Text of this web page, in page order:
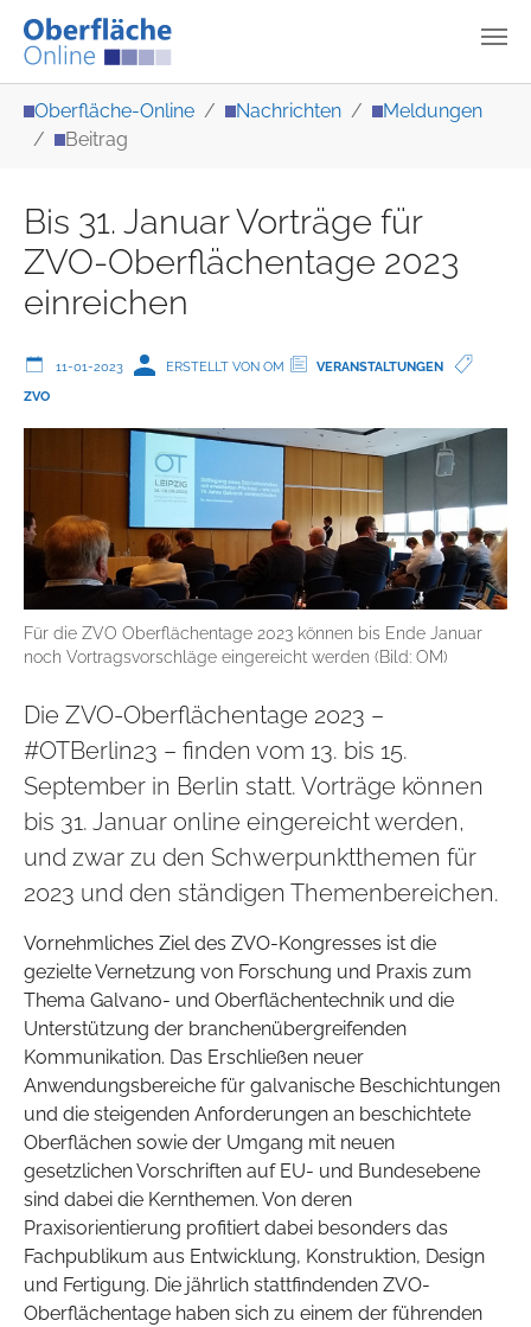
Oberfläche-Online Nachrichten
Meldungen
Beitrag
Bis 31. Januar Vorträge für
ZVO-Oberflächentage 2023
einreichen
11-01-2023 ERSTELLT VON OM
VERANSTALTUNGEN
ZVO
Für die ZVO Oberflächentage 2023 können bis Ende Januar
noch Vortragsvorschläge eingereicht werden (Bild: OM)
Die ZVO-Oberflächentage 2023 –
#OTBerlin23 – finden vom 13. bis 15.
September in Berlin statt. Vorträge können
bis 31. Januar online eingereicht werden,
und zwar zu den Schwerpunktthemen für
2023 und den ständigen Themenbereichen.
Vornehmliches Ziel des ZVO-Kongresses ist die
gezielte Vernetzung von Forschung und Praxis zum
Thema Galvano- und Oberflächentechnik und die
Unterstützung der branchenübergreifenden
Kommunikation. Das Erschließen neuer
Anwendungsbereiche für galvanische Beschichtungen
und die steigenden Anforderungen an beschichtete
Oberflächen sowie der Umgang mit neuen
gesetzlichen Vorschriften auf EU- und Bundesebene
sind dabei die Kernthemen. Von deren
Praxisorientierung profitiert dabei besonders das
Fachpublikum aus Entwicklung, Konstruktion, Design
und Fertigung. Die jährlich stattfindenden ZVO-
Oberflächentage haben sich zu einem der führenden